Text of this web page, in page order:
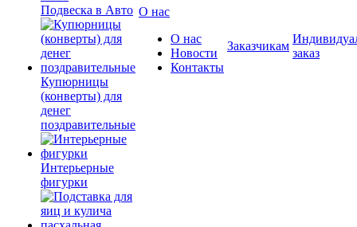
Подвеска в Авто
Купюрницы
(конверты) для
денег
поздравительные
Интерьерные
фигурки
О нас
О нас
Новости
Контакты
Заказчикам
заказ